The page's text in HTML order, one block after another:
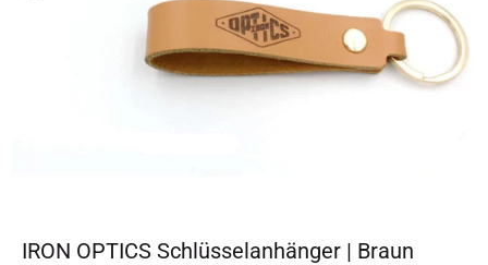
IRON OPTICS Schlüsselanhänger | Braun